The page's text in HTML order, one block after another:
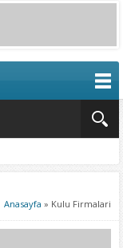
Anasayfa » Kulu Firmalari